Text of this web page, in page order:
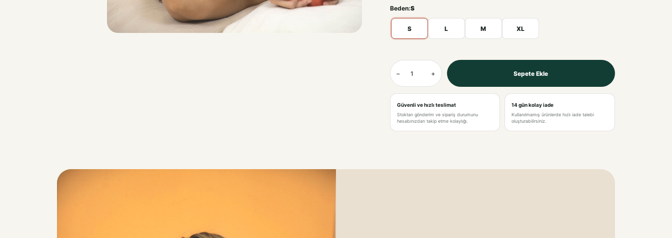
Beden:S
S L M XL
BEJ-L
BEJ-M
BEJ-XL
− + Sepete Ekle
Güvenli ve hızlı teslimat
Stoktan gönderim ve sipariş durumunu
hesabınızdan takip etme kolaylığı.
14 gün kolay iade
Kullanılmamış ürünlerde hızlı iade talebi
oluşturabilirsiniz.